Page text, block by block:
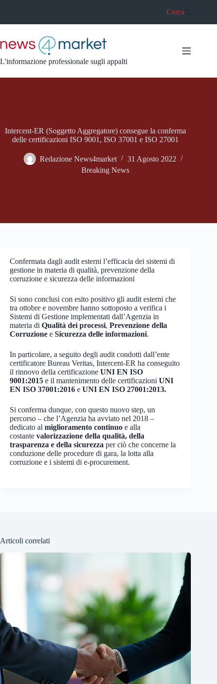
Cerca
L'informazione professionale sugli appalti
Intercent-ER (Soggetto Aggregatore) consegue la conferma
delle certificazioni ISO 9001, ISO 37001 e ISO 27001
Redazione News4market
31 Agosto 2022
Breaking News
Confermata dagli audit esterni l’efficacia dei sistemi di
gestione in materia di qualità, prevenzione della
corruzione e sicurezza delle informazioni
Si sono conclusi con esito positivo gli audit esterni che
tra ottobre e novembre hanno sottoposto a verifica i
Sistemi di Gestione implementati dall’Agenzia in
materia di Qualità dei processi, Prevenzione della
Corruzione e Sicurezza delle informazioni.
In particolare, a seguito degli audit condotti dall’ente
certificatore Bureau Veritas, Intercent-ER ha conseguito
il rinnovo della certificazione UNI EN ISO
9001:2015 e il mantenimento delle certificazioni UNI
EN ISO 37001:2016 e UNI EN ISO 27001:2013.
Si conferma dunque, con questo nuovo step, un
percorso – che l’Agenzia ha avviato nel 2018 –
dedicato al miglioramento continuo e alla
costante valorizzazione della qualità, della
trasparenza e della sicurezza per ciò che concerne la
conduzione delle procedure di gara, la lotta alla
corruzione e i sistemi di e-procurement.
Articoli correlati